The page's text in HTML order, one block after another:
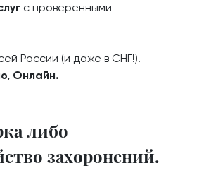
с проверенными
России (и даже в СНГ!).
Онлайн.
либо
захоронений.